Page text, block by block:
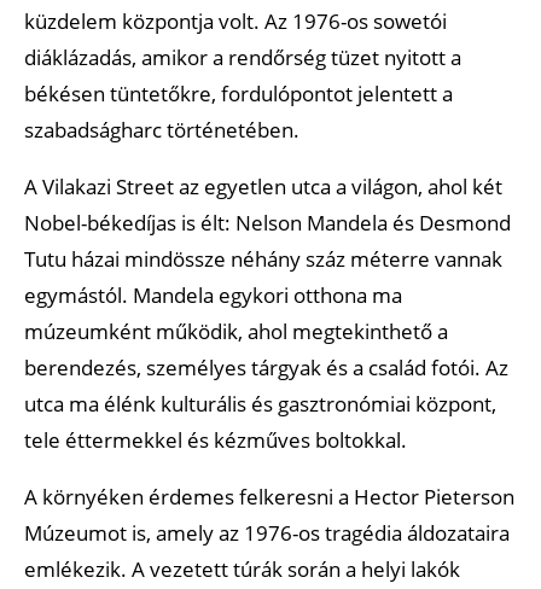
küzdelem központja volt. Az 1976-os sowetói
diáklázadás, amikor a rendőrség tüzet nyitott a
békésen tüntetőkre, fordulópontot jelentett a
szabadságharc történetében.
A Vilakazi Street az egyetlen utca a világon, ahol két
Nobel-békedíjas is élt: Nelson Mandela és Desmond
Tutu házai mindössze néhány száz méterre vannak
egymástól. Mandela egykori otthona ma
múzeumként működik, ahol megtekinthető a
berendezés, személyes tárgyak és a család fotói. Az
utca ma élénk kulturális és gasztronómiai központ,
tele éttermekkel és kézműves boltokkal.
A környéken érdemes felkeresni a Hector Pieterson
Múzeumot is, amely az 1976-os tragédia áldozataira
emlékezik. A vezetett túrák során a helyi lakók